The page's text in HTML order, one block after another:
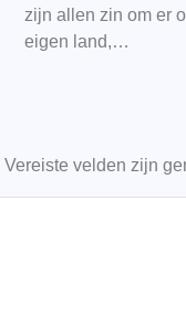
zijn allen zin om er
eigen land,…
Vereiste velden zijn